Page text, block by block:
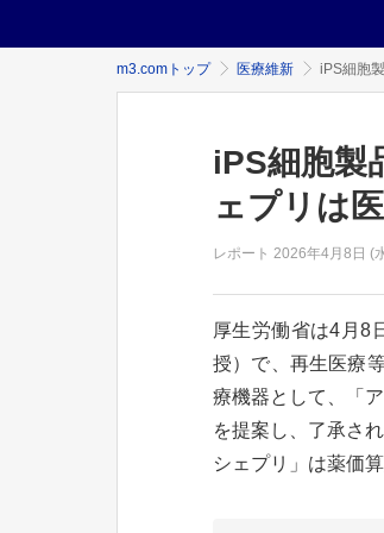
m3.comトップ 医療維新 iPS細胞
iPS細胞製
ェプリは
レポート 2026年4月8日 (
厚生労働省は4月8
授）で、再生医療
療機器として、「
を提案し、了承さ
シェプリ」は薬価